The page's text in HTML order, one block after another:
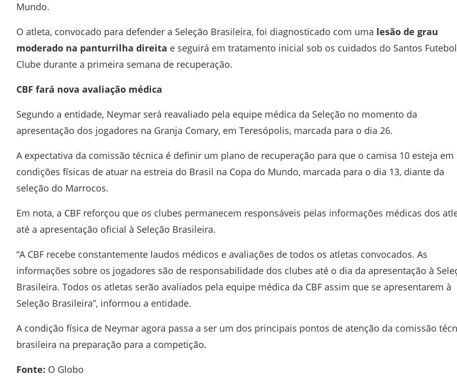
Mundo.
O atleta, convocado para defender a Seleção Brasileira, foi diagnosticado com uma lesão de grau
moderado na panturrilha direita e seguirá em tratamento inicial sob os cuidados do Santos Futebol
Clube durante a primeira semana de recuperação.
CBF fará nova avaliação médica
Segundo a entidade, Neymar será reavaliado pela equipe médica da Seleção no momento da
apresentação dos jogadores na Granja Comary, em Teresópolis, marcada para o dia 26.
A expectativa da comissão técnica é definir um plano de recuperação para que o camisa 10 esteja em
condições físicas de atuar na estreia do Brasil na Copa do Mundo, marcada para o dia 13, diante da
seleção do Marrocos.
Em nota, a CBF reforçou que os clubes permanecem responsáveis pelas informações médicas dos
até a apresentação oficial à Seleção Brasileira.
“A CBF recebe constantemente laudos médicos e avaliações de todos os atletas convocados. As
informações sobre os jogadores são de responsabilidade dos clubes até o dia da apresentação à
Brasileira. Todos os atletas serão avaliados pela equipe médica da CBF assim que se apresentarem à
Seleção Brasileira”, informou a entidade.
A condição física de Neymar agora passa a ser um dos principais pontos de atenção da comissão
brasileira na preparação para a competição.
Fonte: O Globo